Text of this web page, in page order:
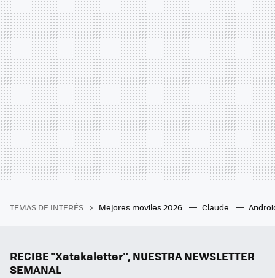
TEMAS DE INTERÉS Mejores moviles 2026 Claude
RECIBE "Xatakaletter", NUESTRA NEWSLETTER
SEMANAL